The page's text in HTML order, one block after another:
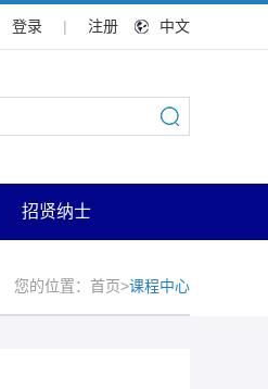
登录 | 注册 中文
招贤纳士
您的位置： 首页>课程中心